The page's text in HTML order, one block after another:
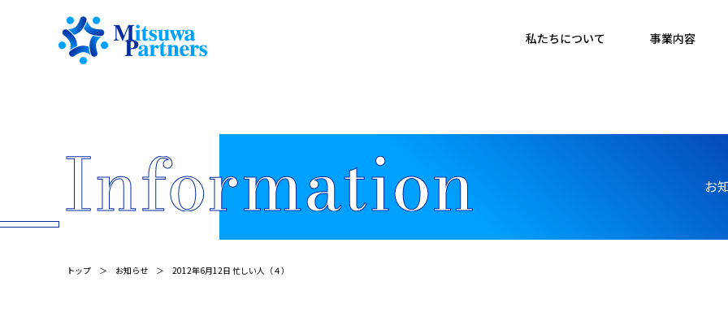
私たちについて 事業内容
お
トップ お知らせ 2012年6月12日 忙しい人（４）